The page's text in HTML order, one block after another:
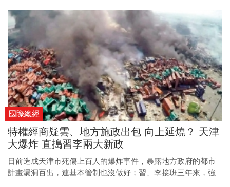
幣貶值恐怕不是「一次性」能善了，而且明年將是關鍵決戰時
刻。
國際總經
特權經商疑雲、地方施政出包 向上延燒？ 天津
大爆炸 直搗習李兩大新政
日前造成天津市死傷上百人的爆炸事件，暴露地方政府的都市
計畫漏洞百出，連基本管制也沒做好；習、李接班三年來，強